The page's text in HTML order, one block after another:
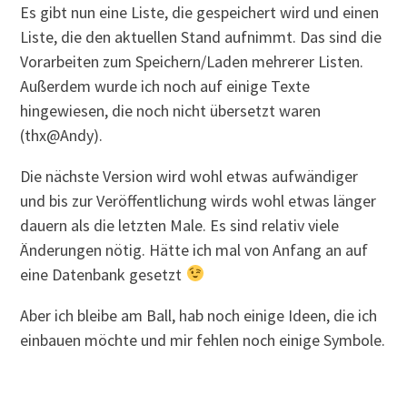
Es gibt nun eine Liste, die gespeichert wird und einen
Liste, die den aktuellen Stand aufnimmt. Das sind die
Vorarbeiten zum Speichern/Laden mehrerer Listen.
Außerdem wurde ich noch auf einige Texte
hingewiesen, die noch nicht übersetzt waren
(thx@Andy).
Die nächste Version wird wohl etwas aufwändiger
und bis zur Veröffentlichung wirds wohl etwas länger
dauern als die letzten Male. Es sind relativ viele
Änderungen nötig. Hätte ich mal von Anfang an auf
eine Datenbank gesetzt
Aber ich bleibe am Ball, hab noch einige Ideen, die ich
einbauen möchte und mir fehlen noch einige Symbole.